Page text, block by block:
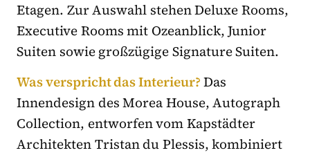
Etagen. Zur Auswahl stehen Deluxe Rooms,
Executive Rooms mit Ozeanblick, Junior
Suiten sowie großzügige Signature Suiten.
Was verspricht das Interieur?Das
Innendesign des Morea House, Autograph
Collection, entworfen vom Kapstädter
Architekten Tristan du Plessis, kombiniert